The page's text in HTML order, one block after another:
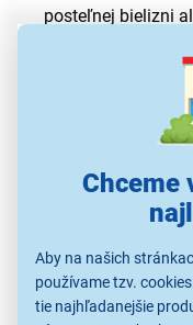
Chceme
Aby na našich
používame tzv.
tie najhľadanejšie
posteľnej bielizni
Pomáha dodať
pri bežnom